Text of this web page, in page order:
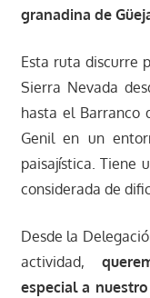
granadina de
Esta ruta discurre
Sierra Nevada
hasta el Barranco
Genil en un
paisajística. Tiene
considerada de
Desde la
actividad,
especial a